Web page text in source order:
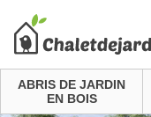
ABRIS DE JARDIN
EN BOIS